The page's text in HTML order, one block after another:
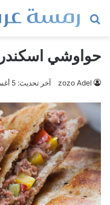
بحث
حواوشي
zozo Adel آخر تحديث: 5 أغسطس، 2019